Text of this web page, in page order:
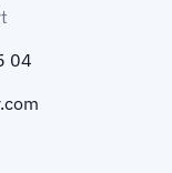
04